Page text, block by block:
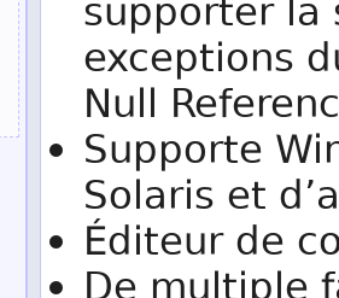
supporter la
exceptions
Null
Supporte
Solaris et
Éditeur de